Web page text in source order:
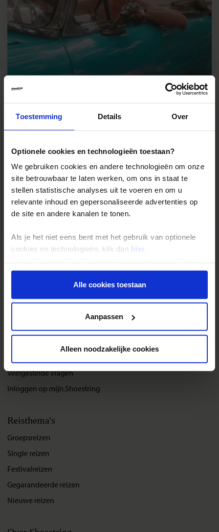
Toestemming Details Over
Optionele cookies en technologieën toestaan?
We gebruiken cookies en andere technologieën om onze
site betrouwbaar te laten werken, om ons in staat te
stellen statistische analyses uit te voeren en om u
relevante inhoud en gepersonaliseerde advertenties op
de site en andere kanalen te tonen.
Als je het niet eens bent met het gebruik van optionele
cookies en technologieën, klik dan hier .
onder aan de pagina op elk gewenst moment voor de
toekomst wijzigen.Alle cookies toestaan
Aanpassen
Alleen noodzakelijke cookies
Écht op reis TIP van Faniëlle
vele oldtimers te zien. Hoe leuk is het om daar zelf in rond te
rijden?! In Havana word je door een chauffeur in een
glimmende oldtimer rondgereden. Dit is dé perfecte manier
om niet alleen de stad, maar ook je medereizigers beter te
leren kennen. Je stopt namelijk af en toe om van auto en
groepsgenoten te wisselen. Dit is vooral fijn omdat je deze
excursie al op de eerste echte reisdag van je Cuba rondreis
doet.
Veelgestelde vragen
Inloggen op mijn.Shoestring
Reisthema's
Groepsreizen
Single reizen
Festivalreizen
Gegarandeerde reizen
Nieuwe reizen